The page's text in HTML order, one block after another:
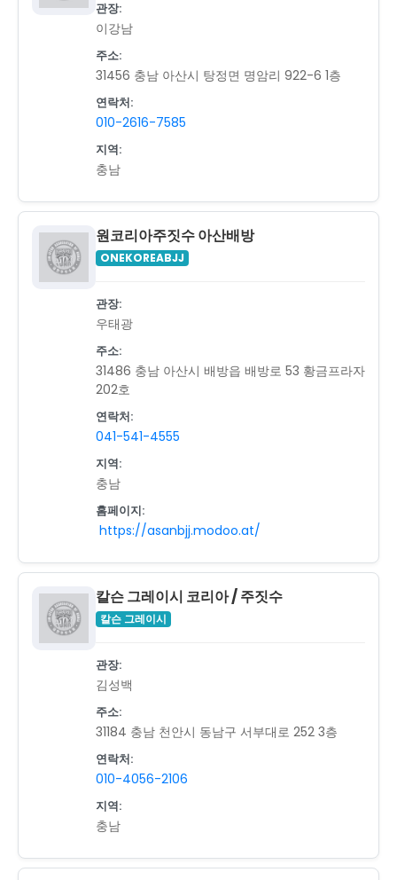
관장:
이강남
주소:
31456 충남 아산시 탕정면 명암리 922-6 1층
연락처:
010-2616-7585
지역:
충남
원코리아주짓수 아산배방
ONEKOREABJJ
관장:
우태광
주소:
31486 충남 아산시 배방읍 배방로 53 황금프라자
202호
연락처:
041-541-4555
지역:
충남
홈페이지:
https://asanbjj.modoo.at/
칼슨 그레이시 코리아 / 주짓수
칼슨 그레이시
관장:
김성백
주소:
31184 충남 천안시 동남구 서부대로 252 3층
연락처:
010-4056-2106
지역:
충남